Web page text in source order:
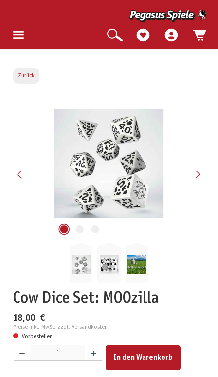
Zurück
Cow Dice Set: MOOzilla
18,00 €
Preise inkl. MwSt. zzgl. Versandkosten
Vorbestellen
Produkt Anzahl: Gib den gewünschten Wert ein oder benutze die Schaltflächen um die Anzahl zu
In den Warenkorb